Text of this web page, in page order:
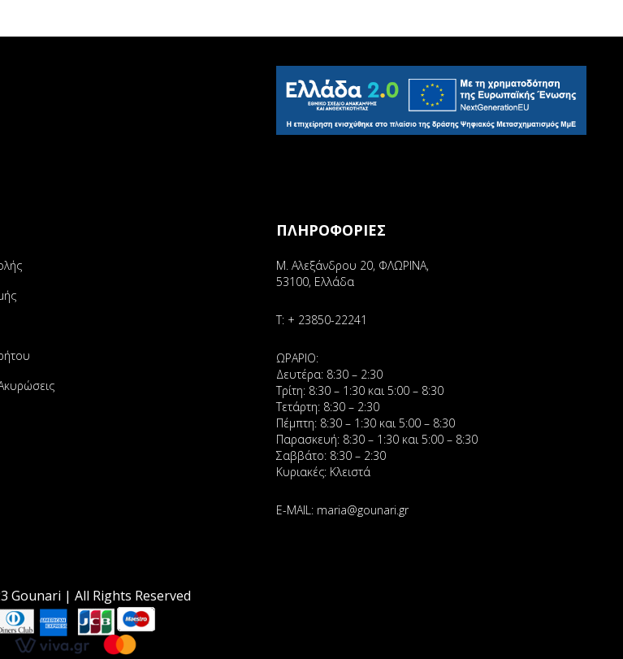
ΠΛΗΡΟΦΟΡΙΕΣ
Μ. Αλεξάνδρου 20, ΦΛΩΡΙΝΑ,
53100, Ελλάδα
Τ: + 23850-22241
ΩΡΑΡΙΟ:
Δευτέρα: 8:30 – 2:30
Τρίτη: 8:30 – 1:30 και 5:00 – 8:30
Τετάρτη: 8:30 – 2:30
Πέμπτη: 8:30 – 1:30 και 5:00 – 8:30
Παρασκευή: 8:30 – 1:30 και 5:00 – 8:30
Σαββάτο: 8:30 – 2:30
Κυριακές: Κλειστά
E-MAIL: maria@gounari.gr
Gounari | All Rights Reserved